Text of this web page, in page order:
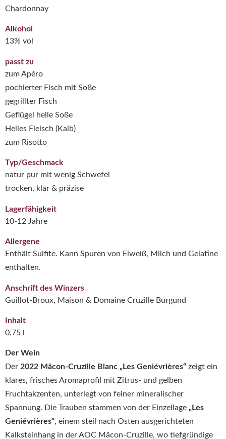
Der Wein
Der 2022 Mâcon-Cruzille Blanc „Les Geniévrières“ zeigt ein
klares, frisches Aromaprofil mit Zitrus- und gelben
Fruchtakzenten, unterlegt von feiner mineralischer
Spannung. Die Trauben stammen von der Einzellage „Les
Geniévrières“, einem steil nach Osten ausgerichteten
Kalksteinhang in der AOC Mâcon-Cruzille, wo tiefgründige
Chardonnay
Alkohol
13% vol
passt zu
zum Apéro
pochierter Fisch mit Soße
gegrillter Fisch
Geflügel helle Soße
Helles Fleisch (Kalb)
zum Risotto
Typ/Geschmack
natur pur mit wenig Schwefel
trocken, klar & präzise
Lagerfähigkeit
10-12 Jahre
Allergene
Enthält Sulfite. Kann Spuren von Eiweiß, Milch und Gelatine
enthalten.
Anschrift des Winzers
Guillot-Broux, Maison & Domaine Cruzille Burgund
Inhalt
0,75 l